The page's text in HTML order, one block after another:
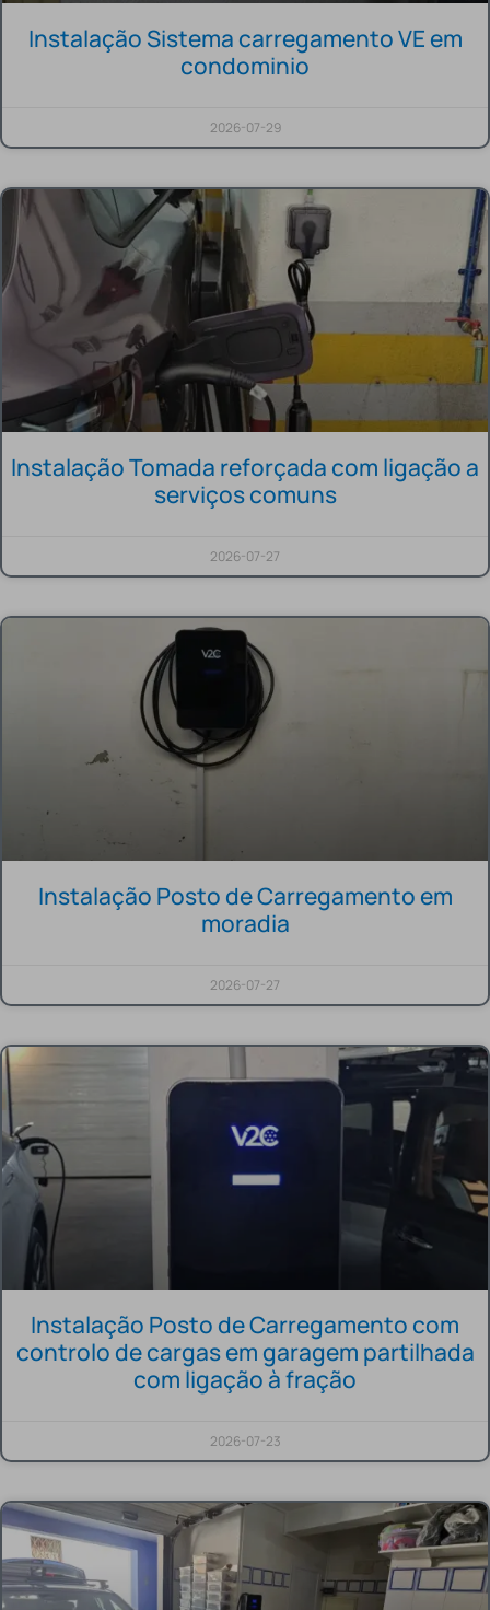
Instalação Sistema carregamento VE em
condominio
2026-07-29
Instalação Tomada reforçada com ligação a
serviços comuns
2026-07-27
Instalação Posto de Carregamento em
moradia
2026-07-27
Instalação Posto de Carregamento com
controlo de cargas em garagem partilhada
com ligação à fração
2026-07-23